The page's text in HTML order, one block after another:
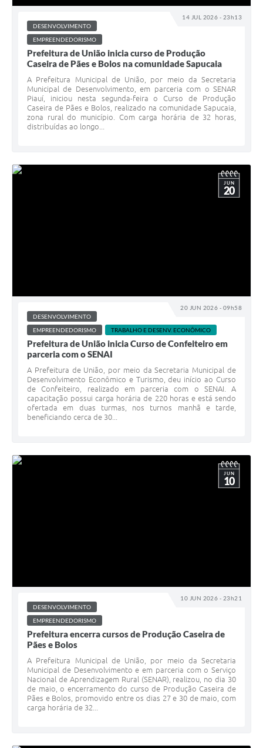
14 JUL 2026 - 23h13
DESENVOLVIMENTO
EMPREENDEDORISMO
Prefeitura de União inicia curso de Produção
Caseira de Pães e Bolos na comunidade Sapucaia
A Prefeitura Municipal de União, por meio da Secretaria
Municipal de Desenvolvimento, em parceria com o SENAR
Piauí, iniciou nesta segunda-feira o Curso de Produção
Caseira de Pães e Bolos, realizado na comunidade Sapucaia,
zona rural do município. Com carga horária de 32 horas,
distribuídas ao longo...
20 JUN 2026 - 09h58
JUN
20
DESENVOLVIMENTO
EMPREENDEDORISMO
TRABALHO E DESENV. ECONÔMICO
Prefeitura de União inicia Curso de Confeiteiro em
parceria com o SENAI
A Prefeitura de União, por meio da Secretaria Municipal de
Desenvolvimento Econômico e Turismo, deu início ao Curso
de Confeiteiro, realizado em parceria com o SENAI. A
capacitação possui carga horária de 220 horas e está sendo
ofertada em duas turmas, nos turnos manhã e tarde,
beneficiando cerca de 30...
10 JUN 2026 - 23h21
JUN
10
DESENVOLVIMENTO
EMPREENDEDORISMO
Prefeitura encerra cursos de Produção Caseira de
Pães e Bolos
A Prefeitura Municipal de União, por meio da Secretaria
Municipal de Desenvolvimento e em parceria com o Serviço
Nacional de Aprendizagem Rural (SENAR), realizou, no dia 30
de maio, o encerramento do curso de Produção Caseira de
Pães e Bolos, promovido entre os dias 27 e 30 de maio, com
carga horária de 32...